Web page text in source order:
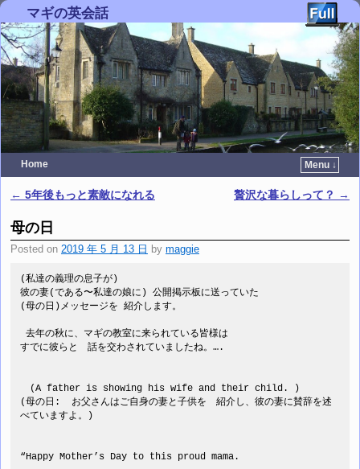
マギの英会話
Home
Menu ↓
Post navigation
← 5年後もっと素敵になれる 贅沢な暮らしって？ →
母の日
Posted on 2019 年 5 月 13 日 by maggie
(私達の義理の息子が)
彼の妻(である〜私達の娘に) 公開掲示板に送っていた
(母の日)メッセージを 紹介します。
去年の秋に、マギの教室に来られている皆様は
すでに彼らと　話を交わされていましたね。….
(A father is showing his wife and their child. )
(母の日:  お父さんはご自身の妻と子供を　紹介し、彼の妻に賛辞を述
べていますよ。)
“Happy Mother’s Day to this proud mama.